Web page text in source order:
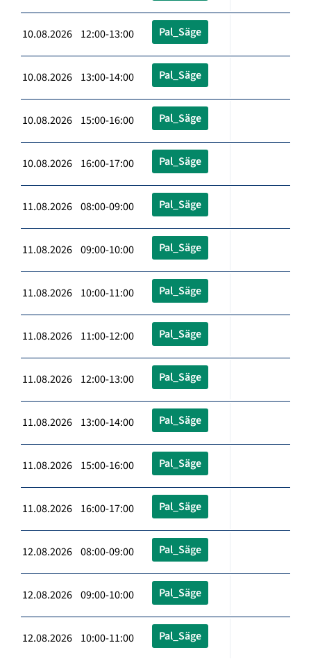
10.08.2026 12:00-13:00 Pal_Säge
10.08.2026 13:00-14:00 Pal_Säge
10.08.2026 15:00-16:00 Pal_Säge
10.08.2026 16:00-17:00 Pal_Säge
11.08.2026 08:00-09:00 Pal_Säge
11.08.2026 09:00-10:00 Pal_Säge
11.08.2026 10:00-11:00 Pal_Säge
11.08.2026 11:00-12:00 Pal_Säge
11.08.2026 12:00-13:00 Pal_Säge
11.08.2026 13:00-14:00 Pal_Säge
11.08.2026 15:00-16:00 Pal_Säge
11.08.2026 16:00-17:00 Pal_Säge
12.08.2026 08:00-09:00 Pal_Säge
12.08.2026 09:00-10:00 Pal_Säge
12.08.2026 10:00-11:00 Pal_Säge